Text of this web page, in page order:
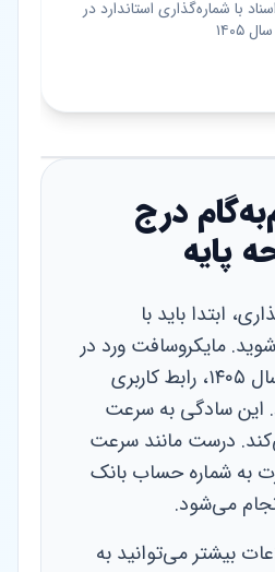
اسناد با شماره‌گذاری استاندارد در
سال ۱۴۰۵
درج
پایه
ابتدا باید با
شوید. مایکروسافت ورد در
نسخه‌های جدید سال ۱۴۰۵، رابط کاربری
این سادگی به سرعت
درست مانند سرعت
به شماره حساب بانک
می‌شود.
بیشتر می‌توانید به